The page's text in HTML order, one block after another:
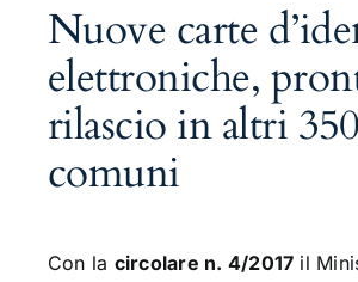
Nuove carte
elettroniche,
rilascio in altri 350
comuni
Con la circolare n. 4/2017 il